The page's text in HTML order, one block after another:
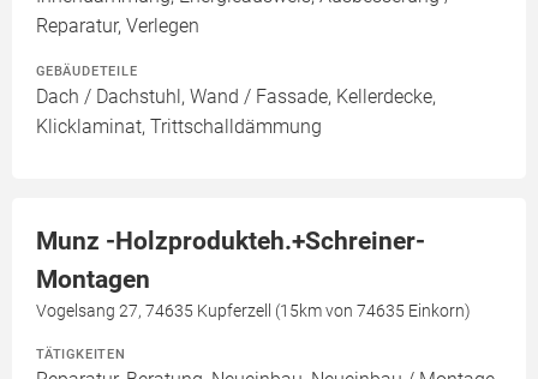
Reparatur, Verlegen
GEBÄUDETEILE
Dach / Dachstuhl, Wand / Fassade, Kellerdecke,
Klicklaminat, Trittschalldämmung
Munz -Holzprodukteh.+Schreiner-
Montagen
Vogelsang 27, 74635 Kupferzell (15km von 74635 Einkorn)
TÄTIGKEITEN